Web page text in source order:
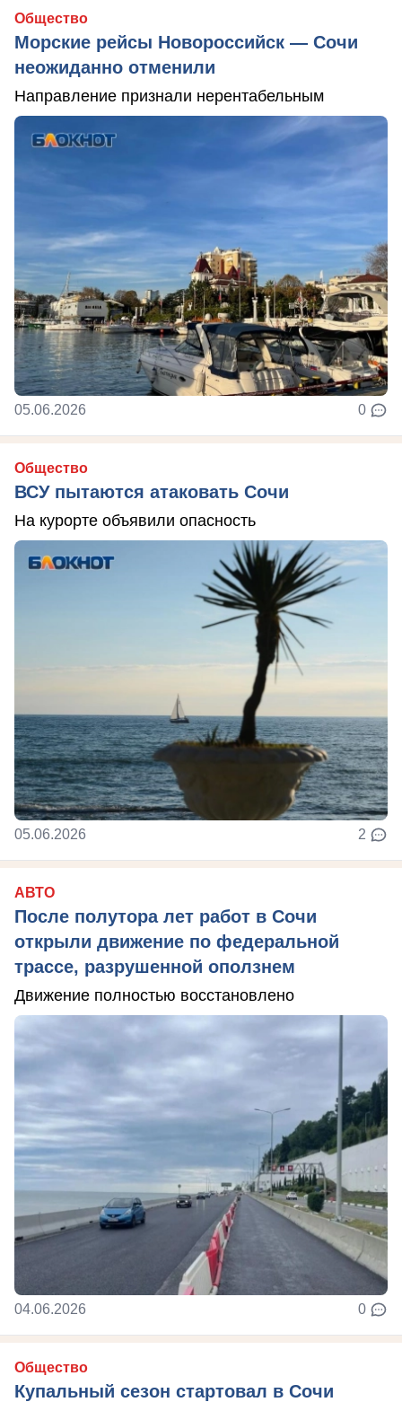
Общество
Морские рейсы Новороссийск — Сочи
неожиданно отменили
Направление признали нерентабельным
05.06.2026 0
Общество
ВСУ пытаются атаковать Сочи
На курорте объявили опасность
05.06.2026 2
АВТО
После полутора лет работ в Сочи
открыли движение по федеральной
трассе, разрушенной оползнем
Движение полностью восстановлено
04.06.2026 0
Общество
Купальный сезон стартовал в Сочи